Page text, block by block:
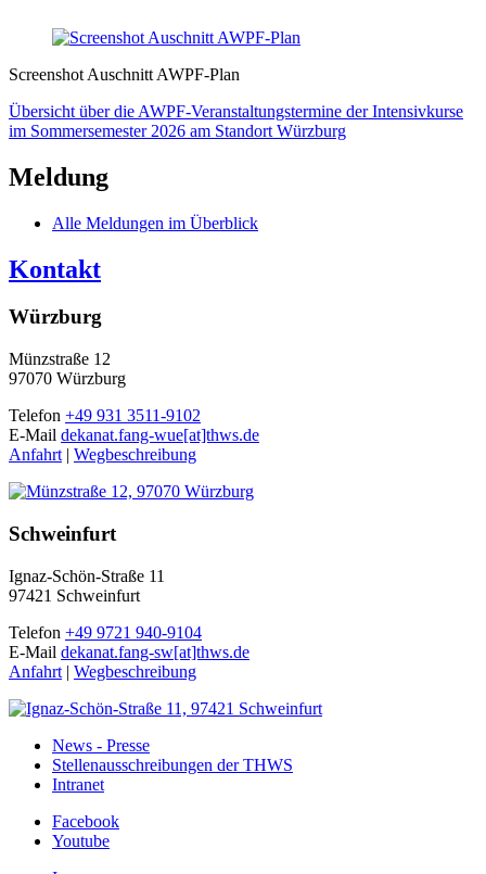
Screenshot Auschnitt AWPF-Plan
Übersicht über die AWPF-Veranstaltungstermine der Intensivkurse
im Sommersemester 2026 am Standort Würzburg
Meldung
Alle Meldungen im Überblick
Kontakt
Würzburg
Münzstraße 12
97070 Würzburg
Telefon +49 931 3511-9102
E-Mail dekanat.fang-wue[at]thws.de
Anfahrt | Wegbeschreibung
Schweinfurt
Ignaz-Schön-Straße 11
97421 Schweinfurt
Telefon +49 9721 940-9104
E-Mail dekanat.fang-sw[at]thws.de
Anfahrt | Wegbeschreibung
News - Presse
Stellenausschreibungen der THWS
Intranet
Facebook
Youtube